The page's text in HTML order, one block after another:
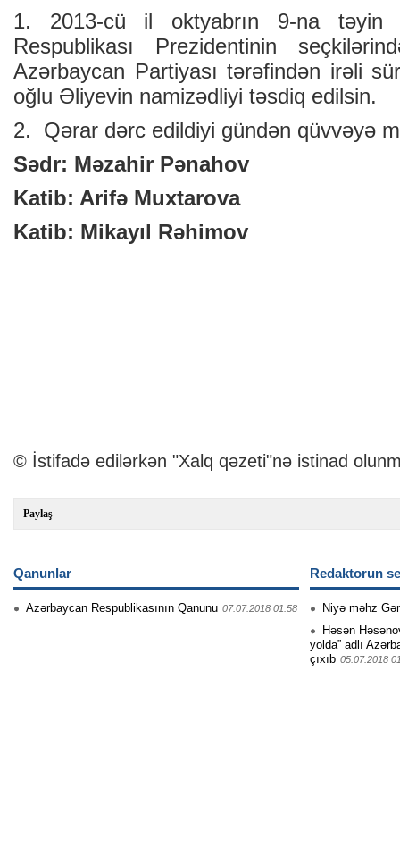
1. 2013-cü il oktyabrın 9-na təyin
Respublikası Prezidentinin
Azərbaycan Partiyası tərəfindən irəli
oğlu Əliyevin namizədliyi təsdiq edilsin.
2. Qərar dərc edildiyi gündən qüvvəyə
Sədr: Məzahir Pənahov
Katib: Arifə Muxtarova
Katib: Mikayıl Rəhimov
© İstifadə edilərkən "Xalq qəzeti"nə istinad
Paylaş
Qanunlar
Azərbaycan Respublikasının Qanunu 07.07.2018 01:58
Redaktorun
Niyə məhz
Həsən
yolda” adlı
çıxıb 05.07.2018